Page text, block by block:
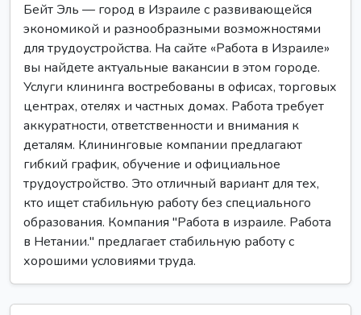
Бейт Эль — город в Израиле с развивающейся
экономикой и разнообразными возможностями
для трудоустройства. На сайте «Работа в Израиле»
вы найдете актуальные вакансии в этом городе.
Услуги клининга востребованы в офисах, торговых
центрах, отелях и частных домах. Работа требует
аккуратности, ответственности и внимания к
деталям. Клининговые компании предлагают
гибкий график, обучение и официальное
трудоустройство. Это отличный вариант для тех,
кто ищет стабильную работу без специального
образования. Компания "Работа в израиле. Работа
в Нетании." предлагает стабильную работу с
хорошими условиями труда.